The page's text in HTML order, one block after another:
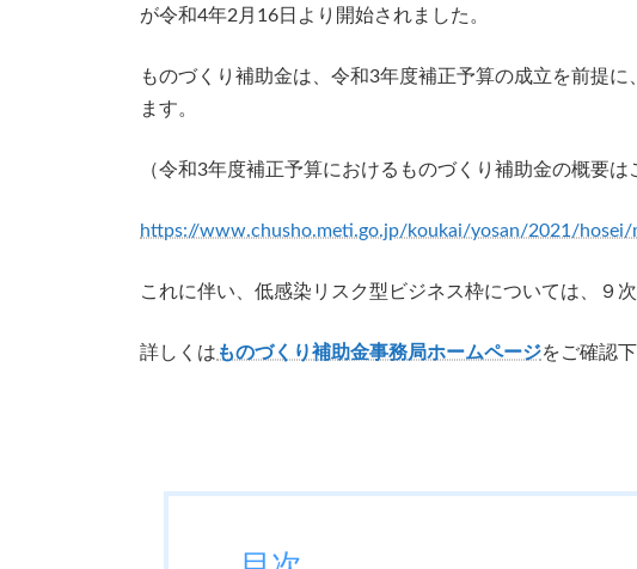
が令和4年2月16日より開始されました。
ものづくり補助金は、令和3年度補正予算の成立を前提
ます。
（令和3年度補正予算におけるものづくり補助金の概要は
https://www.chusho.meti.go.jp/koukai/yosan/2021/hosei/
これに伴い、低感染リスク型ビジネス枠については、９
詳しくは ものづくり補助金事務局ホームページをご確認下